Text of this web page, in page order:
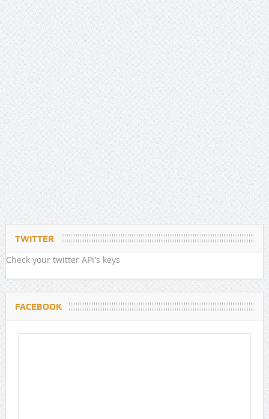
TWITTER
Check your twitter API's keys
FACEBOOK